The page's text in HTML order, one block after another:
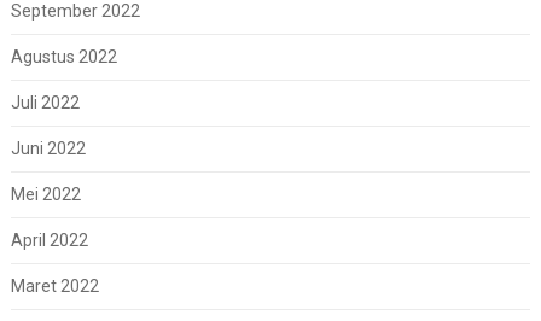
September 2022
Agustus 2022
Juli 2022
Juni 2022
Mei 2022
April 2022
Maret 2022